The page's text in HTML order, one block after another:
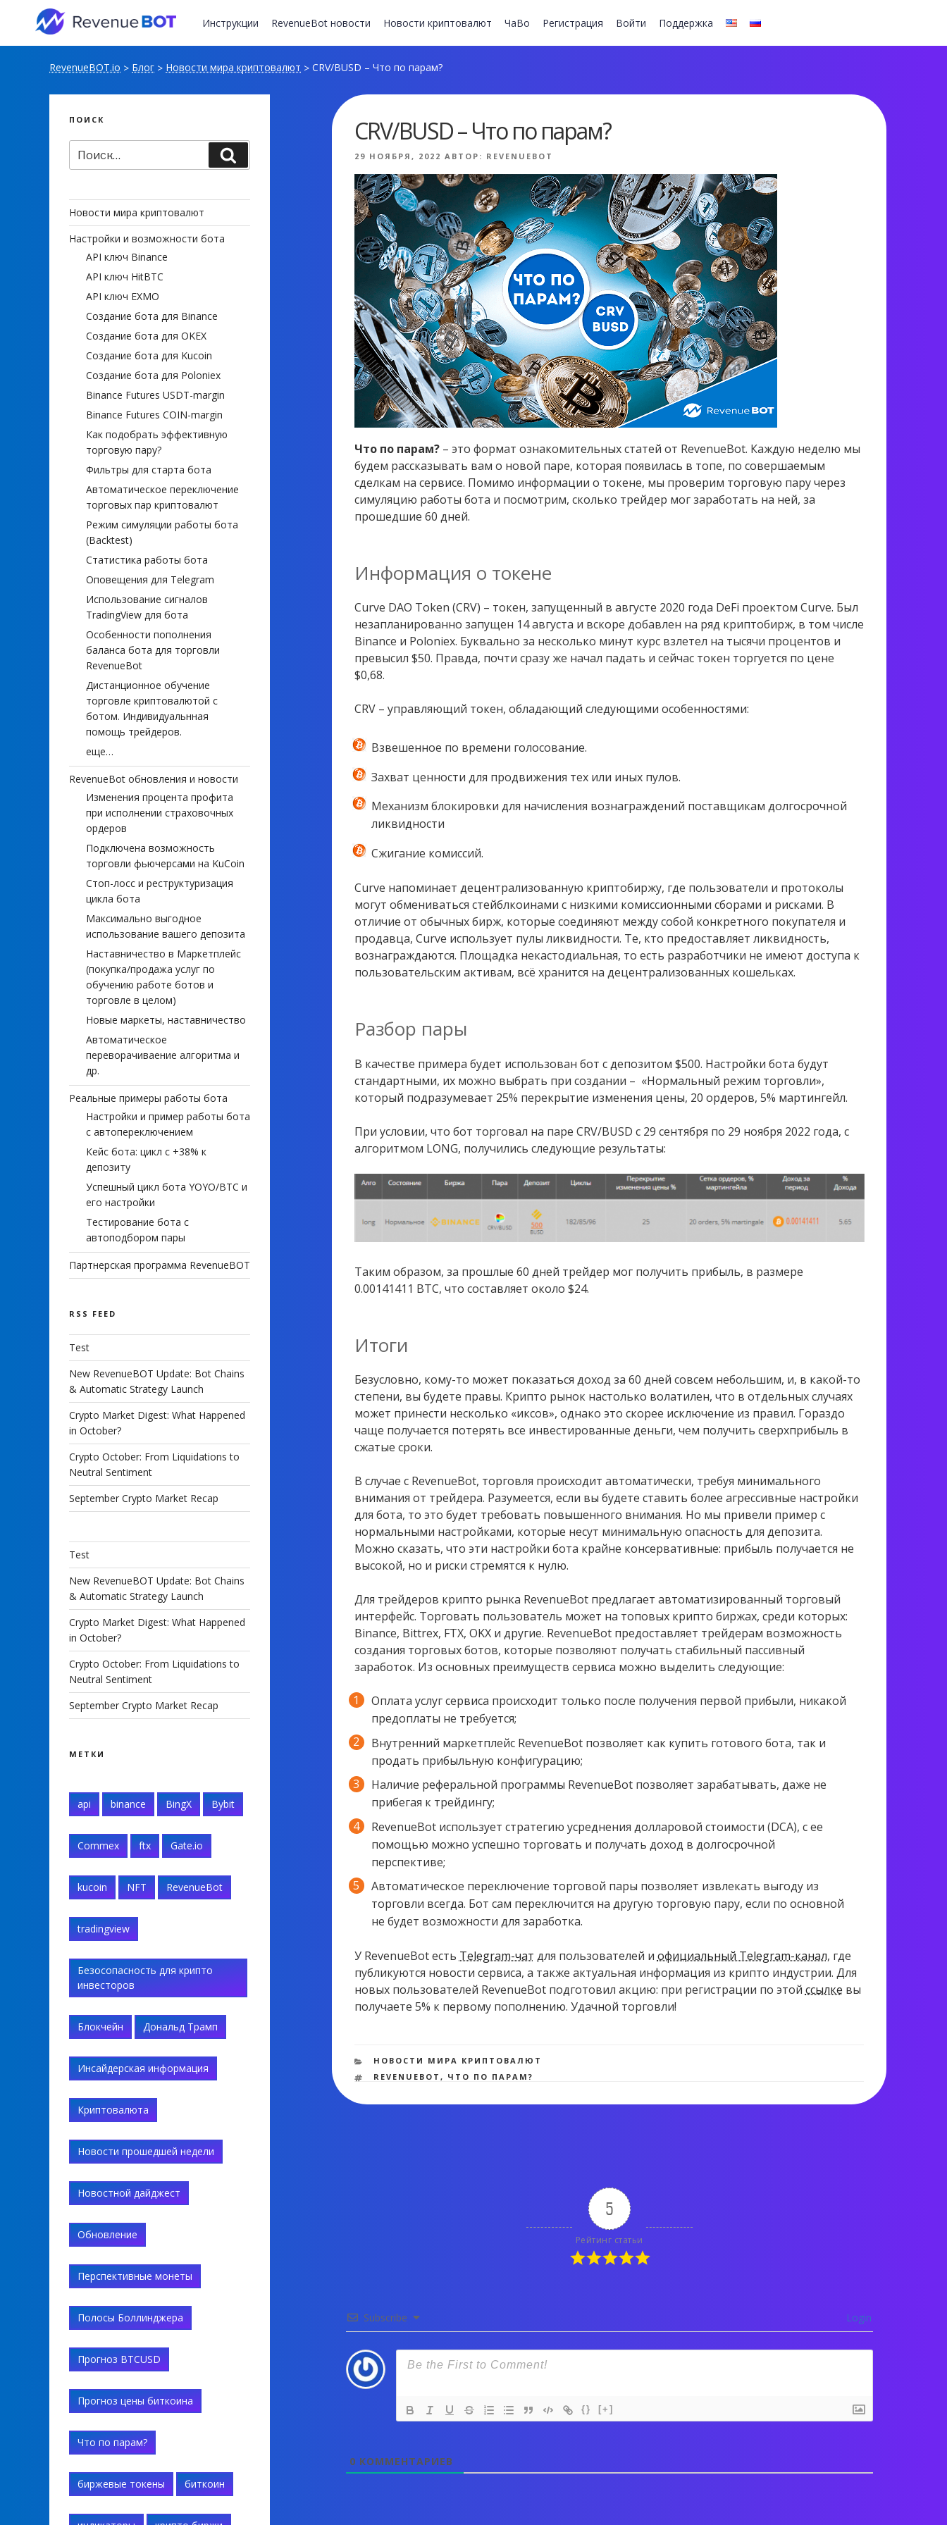
Перейти
содержимому
Инструкции RevenueBot новости Новости криптовалют ЧаВо Регистрация Войти Поддержка
RevenueBOT.io > Блог > Новости мира криптовалют > CRV/BUSD – Что по парам?
CRV/BUSD – Что по парам?
ОПУБЛИКОВАНО
29 НОЯБРЯ, 2022 АВТОР: REVENUEBOT
Что по парам? – это формат ознакомительных статей от RevenueBot. Каждую неделю мы
будем рассказывать вам о новой паре, которая появилась в топе, по совершаемым
сделкам на сервисе. Помимо информации о токене, мы проверим торговую пару через
симуляцию работы бота и посмотрим, сколько трейдер мог заработать на ней, за
прошедшие 60 дней.
Информация о токене
Curve DAO Token (CRV) – токен, запущенный в августе 2020 года DeFi проектом Curve. Был
незапланированно запущен 14 августа и вскоре добавлен на ряд криптобирж, в том числе
Binance и Poloniex. Буквально за несколько минут курс взлетел на тысячи процентов и
превысил $50. Правда, почти сразу же начал падать и сейчас токен торгуется по цене
$0,68.
CRV – управляющий токен, обладающий следующими особенностями:
Взвешенное по времени голосование.
Захват ценности для продвижения тех или иных пулов.
Механизм блокировки для начисления вознаграждений поставщикам долгосрочной
ликвидности
Сжигание комиссий.
Curve напоминает децентрализованную криптобиржу, где пользователи и протоколы
могут обмениваться стейблкоинами с низкими комиссионными сборами и рисками. В
отличие от обычных бирж, которые соединяют между собой конкретного покупателя и
продавца, Curve использует пулы ликвидности. Те, кто предоставляет ликвидность,
вознаграждаются. Площадка некастодиальная, то есть разработчики не имеют доступа к
пользовательским активам, всё хранится на децентрализованных кошельках.
Разбор пары
В качестве примера будет использован бот с депозитом $500. Настройки бота будут
стандартными, их можно выбрать при создании – «Нормальный режим торговли»,
который подразумевает 25% перекрытие изменения цены, 20 ордеров, 5% мартингейл.
При условии, что бот торговал на паре CRV/BUSD с 29 сентября по 29 ноября 2022 года, с
алгоритмом LONG, получились следующие результаты:
Таким образом, за прошлые 60 дней трейдер мог получить прибыль, в размере
0.00141411 BTC, что составляет около $24.
Итоги
Безусловно, кому-то может показаться доход за 60 дней совсем небольшим, и, в какой-то
степени, вы будете правы. Крипто рынок настолько волатилен, что в отдельных случаях
может принести несколько «иксов», однако это скорее исключение из правил. Гораздо
чаще получается потерять все инвестированные деньги, чем получить сверхприбыль в
сжатые сроки.
В случае с RevenueBot, торговля происходит автоматически, требуя минимального
внимания от трейдера. Разумеется, если вы будете ставить более агрессивные настройки
для бота, то это будет требовать повышенного внимания. Но мы привели пример с
нормальными настройками, которые несут минимальную опасность для депозита.
Можно сказать, что эти настройки бота крайне консервативные: прибыль получается не
высокой, но и риски стремятся к нулю.
Для трейдеров крипто рынка RevenueBot предлагает автоматизированный торговый
интерфейс. Торговать пользователь может на топовых крипто биржах, среди которых:
Binance, Bittrex, FTX, OKX и другие. RevenueBot предоставляет трейдерам возможность
создания торговых ботов, которые позволяют получать стабильный пассивный
заработок. Из основных преимуществ сервиса можно выделить следующие:
Оплата услуг сервиса происходит только после получения первой прибыли, никакой
предоплаты не требуется;
Внутренний маркетплейс RevenueBot позволяет как купить готового бота, так и
продать прибыльную конфигурацию;
Наличие реферальной программы RevenueBot позволяет зарабатывать, даже не
прибегая к трейдингу;
RevenueBot использует стратегию усреднения долларовой стоимости (DCA), с ее
помощью можно успешно торговать и получать доход в долгосрочной
перспективе;
Автоматическое переключение торговой пары позволяет извлекать выгоду из
торговли всегда. Бот сам переключится на другую торговую пару, если по основной
не будет возможности для заработка.
У RevenueBot естьTelegram-чат для пользователей иофициальный Telegram-канал, где
публикуются новости сервиса, а также актуальная информация из крипто индустрии. Для
новых пользователей RevenueBot подготовил акцию: при регистрации по этойссылке вы
получаете 5% к первому пополнению. Удачной торговли!
РУБРИКИ
НОВОСТИ МИРА КРИПТОВАЛЮТ
МЕТКИ
REVENUEBOT, ЧТО ПО ПАРАМ?
5
Рейтинг статьи
Subscribe Login
{} [+]
0 КОММЕНТАРИЕВ
ПОИСК
Новости мира криптовалют
Настройки и возможности бота
API ключ Binance
API ключ HitBTC
API ключ EXMO
Создание бота для Binance
Создание бота для OKEX
Создание бота для Kucoin
Создание бота для Poloniex
Binance Futures USDT-margin
Binance Futures COIN-margin
Как подобрать эффективную
торговую пару?
Фильтры для старта бота
Автоматическое переключение
торговых пар криптовалют
Режим симуляции работы бота
(Backtest)
Статистика работы бота
Оповещения для Telegram
Использование сигналов
TradingView для бота
Особенности пополнения
баланса бота для торговли
RevenueBot
Дистанционное обучение
торговле криптовалютой с
ботом. Индивидуальнная
помощь трейдеров.
еще…
RevenueBot обновления и новости
Изменения процента профита
при исполнении страховочных
ордеров
Подключена возможность
торговли фьючерсами на KuCoin
Стоп-лосс и реструктуризация
цикла бота
Максимально выгодное
использование вашего депозита
Наставничество в Маркетплейс
(покупка/продажа услуг по
обучению работе ботов и
торговле в целом)
Новые маркеты, наставничество
Автоматическое
переворачиваение алгоритма и
др.
Реальные примеры работы бота
Настройки и пример работы бота
с автопереключением
Кейс бота: цикл с +38% к
депозиту
Успешный цикл бота YOYO/BTC и
его настройки
Тестирование бота с
автоподбором пары
Партнерская программа RevenueBOT
RSS FEED
Test
New RevenueBOT Update: Bot Chains
& Automatic Strategy Launch
Crypto Market Digest: What Happened
in October?
Crypto October: From Liquidations to
Neutral Sentiment
September Crypto Market Recap
Test
New RevenueBOT Update: Bot Chains
& Automatic Strategy Launch
Crypto Market Digest: What Happened
in October?
Crypto October: From Liquidations to
Neutral Sentiment
September Crypto Market Recap
МЕТКИ
api binance BingX Bybit
Commex ftx Gate.io
kucoin NFT RevenueBot
tradingview
Безосопасность для крипто
инвесторов
Блокчейн Дональд Трамп
Инсайдерская информация
Криптовалюта
Новости прошедшей недели
Новостной дайджест
Обновление
Перспективные монеты
Полосы Боллинджера
Прогноз BTCUSD
Прогноз цены биткоина
Что по парам?
биржевые токены биткоин